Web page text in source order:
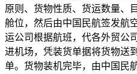
原则、货物性质、货运数量、
舱位，然后由中国民航签发
运公司根据航班，代各外贸公
进机场，凭装货单据将货物
单。货物装机完毕，由中国民